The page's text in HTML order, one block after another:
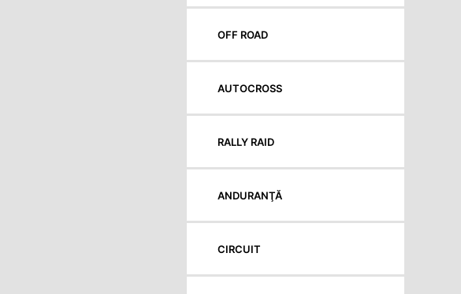
OFF ROAD
AUTOCROSS
RALLY RAID
ANDURANŢĂ
CIRCUIT